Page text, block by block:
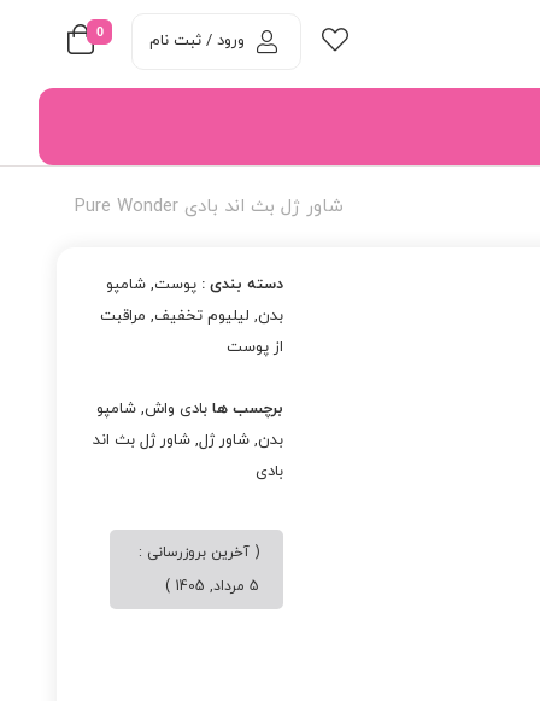
0 ورود / ثبت نام
شاور ژل بث اند بادی Pure Wonder
دسته بندی :پوست,شامپو
بدن, لیلیوم تخفیف, مراقبت
از پوست
برچسب هابادی واش,شامپو
بدن,شاور ژل,شاور ژل بث اند
بادی
( آخرین بروزرسانی :
5 مرداد, 1405 )